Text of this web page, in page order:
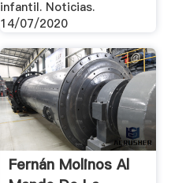
infantil. Noticias.
14/07/2020
Fernán Molinos Al